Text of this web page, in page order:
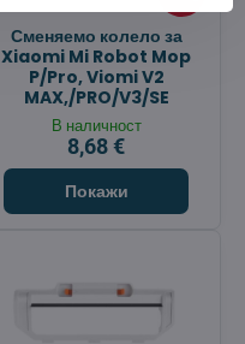
Сменяемо колело за
Xiaomi Mi Robot Mop
P/Pro, Viomi V2
MAX,/PRO/V3/SE
В наличност
8,68 €
Покажи